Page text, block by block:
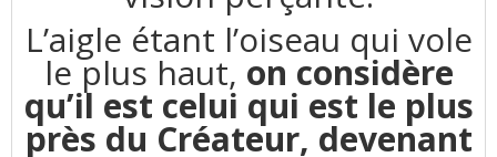
L’aigle étant l’oiseau qui vole
le plus haut, on considère
qu’il est celui qui est le plus
près du Créateur, devenant